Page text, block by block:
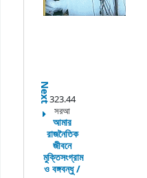
Next323.44
সরআ
আমার
রাজনৈতিক
জীবনে
মুক্তিসংগ্রাম
ও বঙ্গবন্ধু /